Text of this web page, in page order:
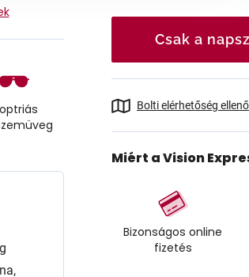
Csak a
Bolti elérhetőség
Miért a Vision
Bizonságos online
fizetés